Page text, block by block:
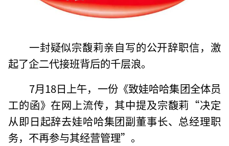
一封疑似宗馥莉亲自写的公开辞职信，激
起了企二代接班背后的千层浪。
7月18日上午，一份《致娃哈哈集团全体员
工的函》在网上流传，其中提及宗馥莉“决定
从即日起辞去娃哈哈集团副董事长、总经理职
务，不再参与其经营管理”。